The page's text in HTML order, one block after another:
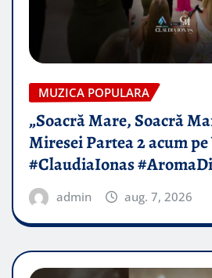
MUZICA POPULARA
„Soacră Mare, Soacră
Miresei Partea 2 acum pe
#ClaudiaIonas
admin aug. 7, 2026